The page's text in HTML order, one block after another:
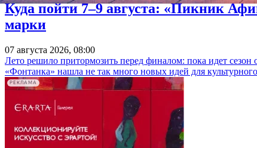
Куда пойти 7–9 августа: «Пикник
марки
07 августа 2026, 08:00
Лето решило притормозить перед финалом: пока идет
«Фонтанка» нашла не так много новых идей для
РЕКЛАМА